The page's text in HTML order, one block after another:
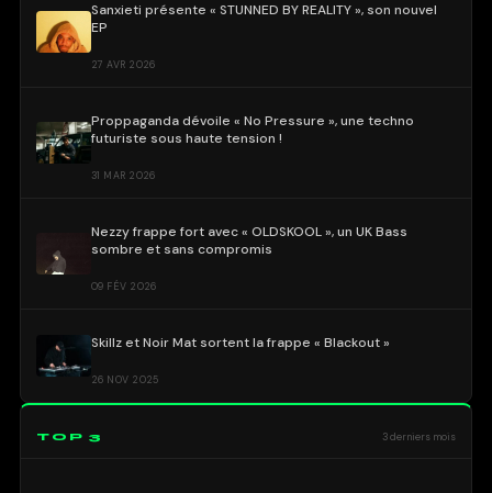
Sanxieti présente « STUNNED BY REALITY », son nouvel
EP
27 AVR 2026
Proppaganda dévoile « No Pressure », une techno
futuriste sous haute tension !
31 MAR 2026
Nezzy frappe fort avec « OLDSKOOL », un UK Bass
sombre et sans compromis
09 FÉV 2026
Skillz et Noir Mat sortent la frappe « Blackout »
26 NOV 2025
TOP 3 3 derniers mois